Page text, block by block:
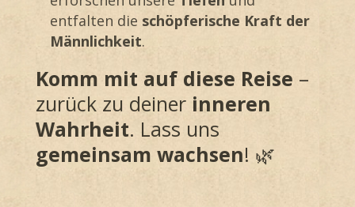
entfalten die schöpferische Kraft der
Männlichkeit.
Komm mit auf diese Reise –
zurück zu deiner inneren
Wahrheit. Lass uns
gemeinsam wachsen! 🌿